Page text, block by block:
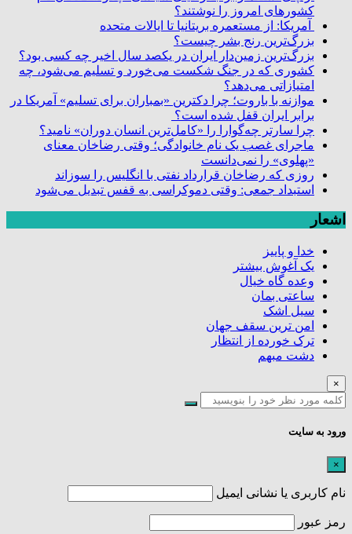
کشورهای امروز را نوشتند؟
آمریکا: از مستعمره بریتانیا تا ایالات متحده
بزرگ‌ترین رنج بشر چیست؟
بزرگ‌ترین زمین‌دار ایران در یکصد سال اخیر چه کسی بود؟
کشوری که در جنگ شکست می‌خورد و تسلیم می‌شود، چه
امتیازاتی می‌دهد؟
موازنه با باروت؛ چرا دکترین «بمباران برای تسلیم» آمریکا در
برابر ایران قفل شده است؟
چرا سارتر چه‌گوارا را «کامل‌ترین انسان دوران» نامید؟
ماجرای غصب یک نام خانوادگی؛ وقتی رضاخان معنای
«پهلوی» را نمی‌دانست
روزی که رضاخان قرارداد نفتی با انگلیس را سوزاند
استبداد جمعی: وقتی دموکراسی به قفس تبدیل می‌شود
اشعار
خدا و پاییز
یک آغوش بیشتر
وعده گاه خیال
ساعتی بمان
سیل اشک
امن ترین سقف جهان
ترک خورده از انتظار
دشت مبهم
×
ورود به سایت
×
نام کاربری یا نشانی ایمیل
رمز عبور